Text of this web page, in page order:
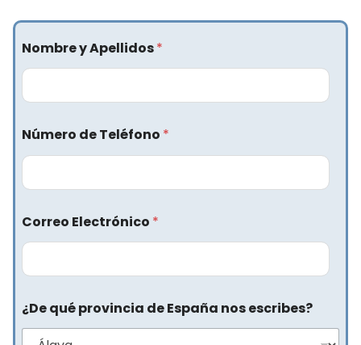
Nombre y Apellidos*
Número de Teléfono *
Correo Electrónico *
¿De qué provincia de España nos escribes?